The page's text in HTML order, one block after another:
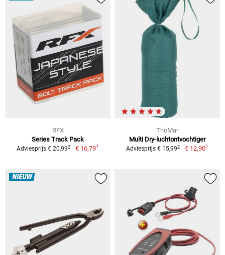
RFX
Series Track Pack
Adviesprijs € 20,992 € 16,791
ThoMar
Multi Dry-luchtontvochtiger
Adviesprijs € 15,992 € 12,901
NIEUW